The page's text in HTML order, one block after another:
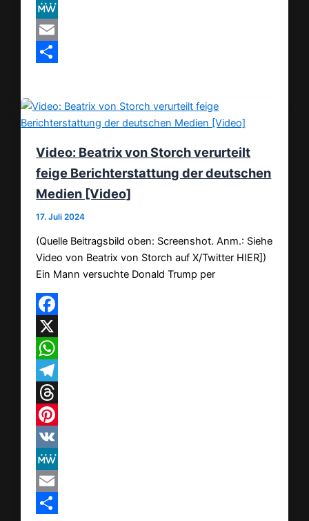
VK
MeWe
Email
Video: Beatrix von Storch verurteilt
feige Berichterstattung der deutschen
Medien [Video]
17. Juli 2024
(Quelle Beitragsbild oben: Screenshot. Anm.: Siehe
Video von Beatrix von Storch auf X/Twitter HIER])
Ein Mann versuchte Donald Trump per
Facebook
X
WhatsApp
Telegram
Threads
Pinterest
VK
MeWe
Email